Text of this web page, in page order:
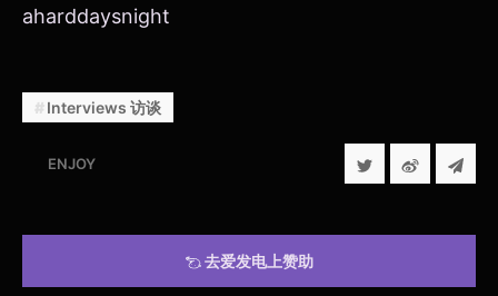
aharddaysnight
Interviews 访谈
ENJOY
去爱发电上赞助